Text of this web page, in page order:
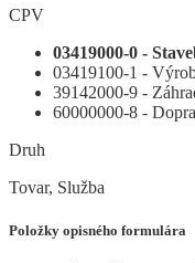
CPV
03419000-0 -
03419100-1 -
39142000-9 -
60000000-8 -
Druh
Tovar, Služba
Položky opisného formulára